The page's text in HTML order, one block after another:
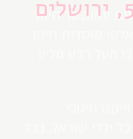
עמוק.עד היום